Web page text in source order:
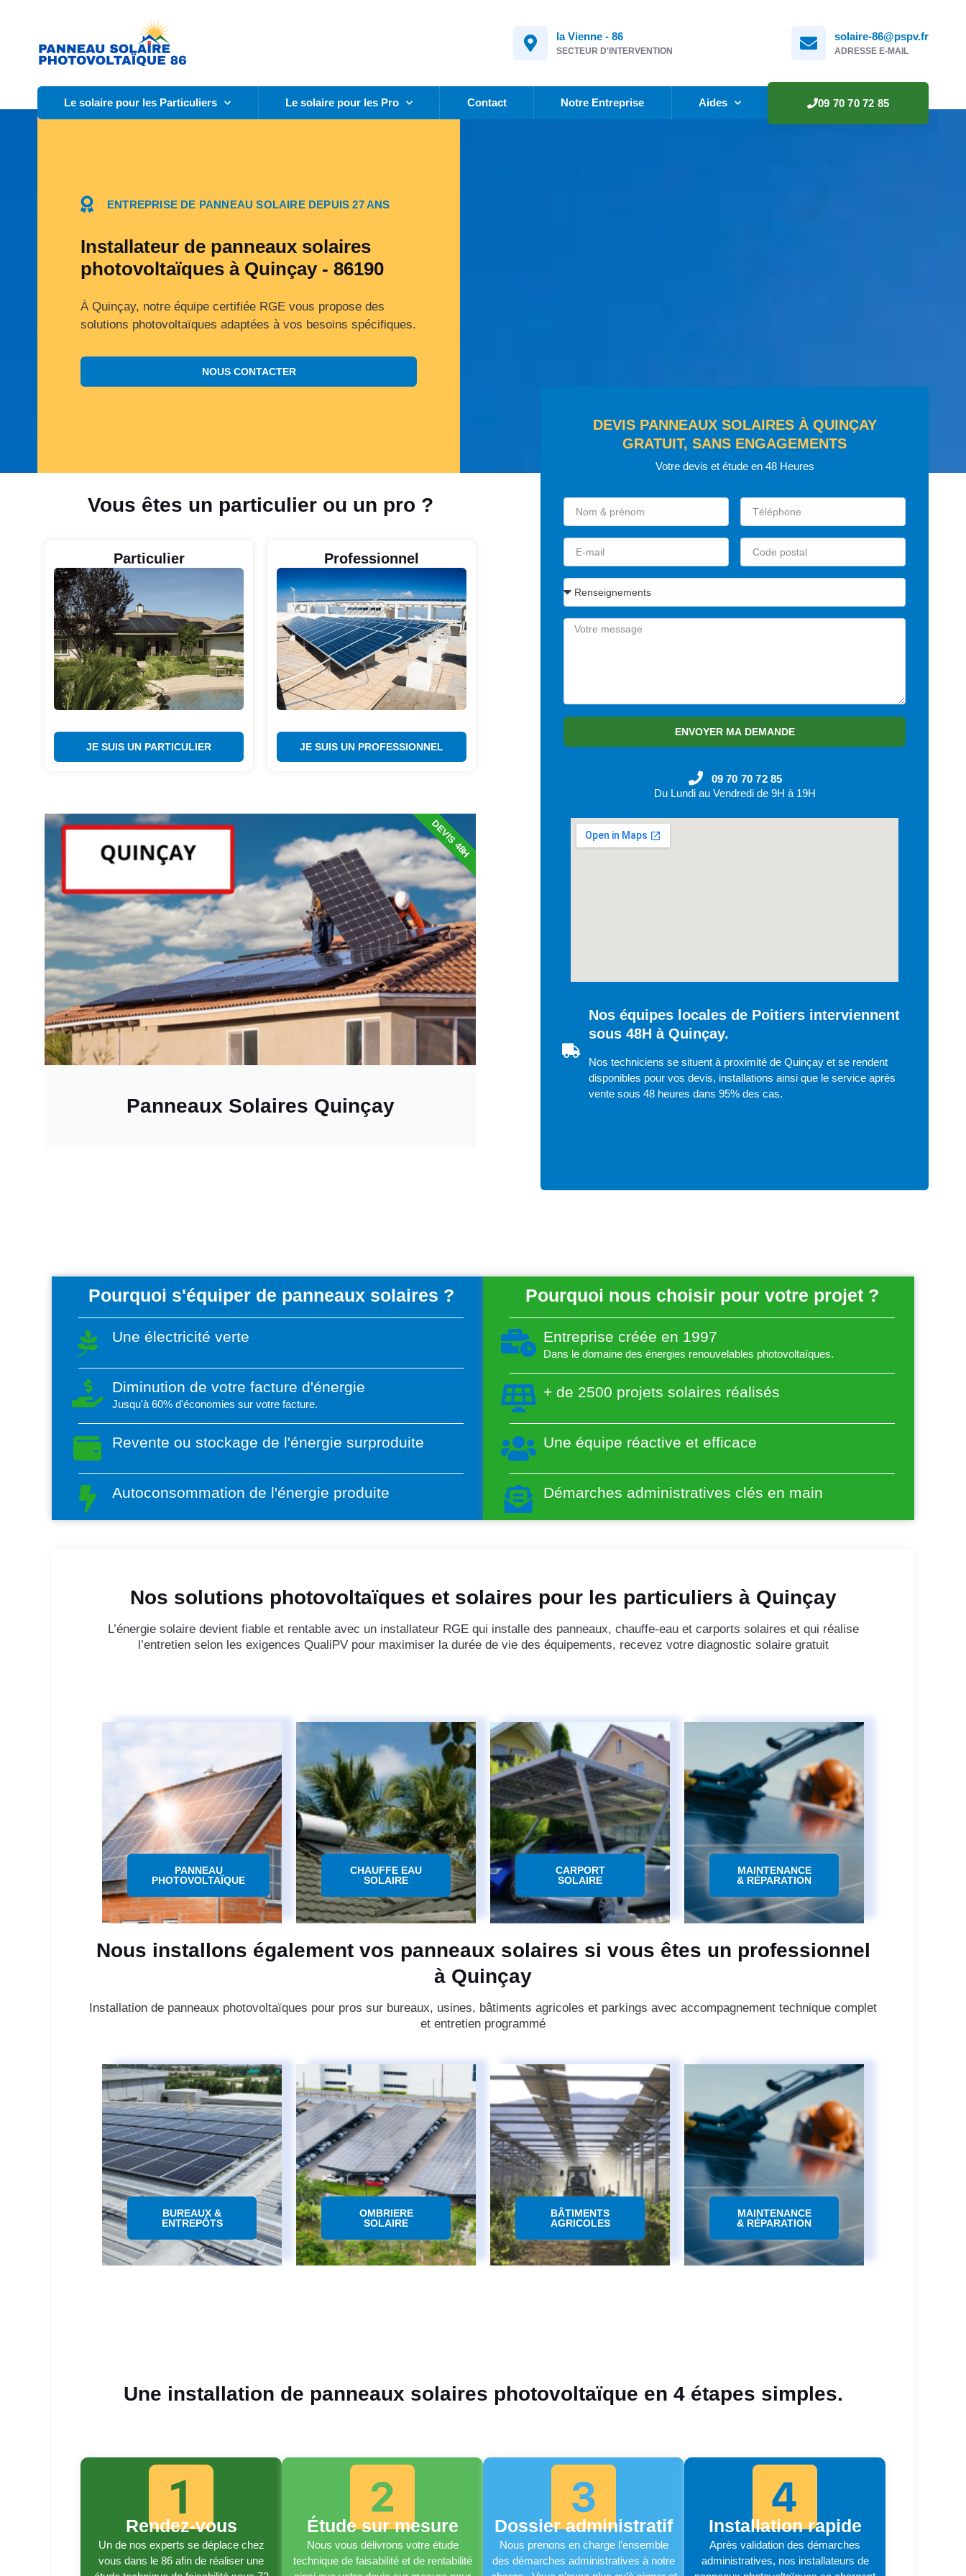
la Vienne - 86
SECTEUR D'INTERVENTION
solaire-86@pspv.fr
ADRESSE E-MAIL
Le solaire pour les Particuliers Le solaire pour les Pro Contact Notre Entreprise Aides 09 70 70 72 85
ENTREPRISE DE PANNEAU SOLAIRE DEPUIS 27 ANS
Installateur de panneaux solaires
photovoltaïques à Quinçay - 86190
À Quinçay, notre équipe certifiée RGE vous propose des
solutions photovoltaïques adaptées à vos besoins spécifiques.
NOUS CONTACTER
Vous êtes un particulier ou un pro ?
Particulier
JE SUIS UN PARTICULIER
Professionnel
JE SUIS UN PROFESSIONNEL
Panneaux Solaires Quinçay
DEVIS 48H
DEVIS PANNEAUX SOLAIRES À QUINÇAY
GRATUIT, SANS ENGAGEMENTS
Votre devis et étude en 48 Heures
ENVOYER MA DEMANDE
09 70 70 72 85
Du Lundi au Vendredi de 9H à 19H
Nos équipes locales de Poitiers interviennent
sous 48H à Quinçay.
Nos techniciens se situent à proximité de Quinçay et se rendent
disponibles pour vos devis, installations ainsi que le service après
vente sous 48 heures dans 95% des cas.
Pourquoi s'équiper de panneaux solaires ?
Une électricité verte
Diminution de votre facture d'énergie
Jusqu'à 60% d'économies sur votre facture.
Revente ou stockage de l'énergie surproduite
Autoconsommation de l'énergie produite
Pourquoi nous choisir pour votre projet ?
Entreprise créée en 1997
Dans le domaine des énergies renouvelables photovoltaïques.
+ de 2500 projets solaires réalisés
Une équipe réactive et efficace
Démarches administratives clés en main
Nos solutions photovoltaïques et solaires pour les particuliers à Quinçay
L’énergie solaire devient fiable et rentable avec un installateur RGE qui installe des panneaux, chauffe-eau et carports solaires et qui réalise
l’entretien selon les exigences QualiPV pour maximiser la durée de vie des équipements, recevez votre diagnostic solaire gratuit
PANNEAU
PHOTOVOLTAÏQUE
CHAUFFE EAU
SOLAIRE
CARPORT
SOLAIRE
MAINTENANCE
& RÉPARATION
Nous installons également vos panneaux solaires si vous êtes un professionnel
à Quinçay
Installation de panneaux photovoltaïques pour pros sur bureaux, usines, bâtiments agricoles et parkings avec accompagnement technique complet
et entretien programmé
BUREAUX &
ENTREPÔTS
OMBRIERE
SOLAIRE
BÂTIMENTS
AGRICOLES
MAINTENANCE
& RÉPARATION
Une installation de panneaux solaires photovoltaïque en 4 étapes simples.
Rendez-vous
Un de nos experts se déplace chez
vous dans le 86 afin de réaliser une
Étude sur mesure
Nous vous délivrons votre étude
technique de faisabilité et de rentabilité
Dossier administratif
Nous prenons en charge l’ensemble
des démarches administratives à notre
Installation rapide
Après validation des démarches
administratives, nos installateurs de